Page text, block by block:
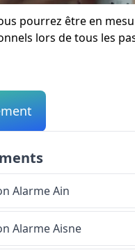
pourrez être en
lors de tous les
AlarmeAin
AlarmeAisne